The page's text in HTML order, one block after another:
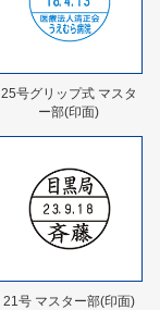
25号グリップ式 マスタ
ー部(印面)
21号 マスター部(印面)